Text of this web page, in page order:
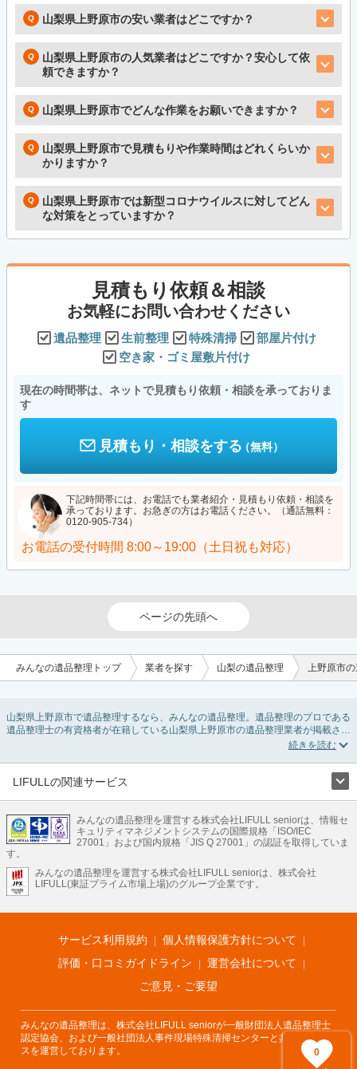
山梨県上野原市の安い業者はどこですか？
山梨県上野原市の人気業者はどこですか？安心して依
頼できますか？
山梨県上野原市でどんな作業をお願いできますか？
山梨県上野原市で見積もりや作業時間はどれくらいか
かりますか？
山梨県上野原市では新型コロナウイルスに対してどん
な対策をとっていますか？
0
見積もり依頼＆相談
お気軽にお問い合わせください
遺品整理 生前整理 特殊清掃
部屋片付け
空き家・ゴミ屋敷片付け
現在の時間帯は、ネットで見積もり依頼・相談を承っておりま
す
見積もり・相談をする（無料）
下記時間帯には、お電話でも業者紹介・見積もり依頼・相談を
承っております。お急ぎの方はお電話ください。（通話無料：
0120-905-734）
お電話の受付時間 8:00～19:00（土日祝も対応）
ページの先頭へ
みんなの遺品整理トップ 業者を探す 山梨の遺品整理 上野原市
山梨県上野原市で遺品整理するなら、みんなの遺品整理。遺品整理のプロである
遺品整理士の有資格者が在籍している山梨県上野原市の遺品整理業者が掲載され
ています。遺品処分を即日対応してくれる実家の片付け業者や遺品整理会社を比
込み条件を利用し検索してみましょう。
LIFULLの関連サービス
不動産・住宅
引越し 老人ホーム 地方創生 ママの就労支援
不動産クラウドファンディング 遺品整理 老後の暮らし情報
LIFULL HOME'Sのサービス
不動産・住宅
不動産査定 マンション専門売却査定 不動産投資 アドバイザー
不動産アーカイブ
空き家バンク 家賃相場 不動産会社
まちむすび
不動産用語集 住まいのお役立ち情報
LIFULL HOME'S PRESS
アプリ 不動産データ 不動産転職
みんなの遺品整理を運営する株式会社LIFULL seniorは、情報セ
キュリティマネジメントシステムの国際規格「ISO/IEC
27001」および国内規格「JIS Q 27001」の認証を取得していま
す。
みんなの遺品整理を運営する株式会社LIFULL seniorは、株式会社
LIFULL(東証プライム市場上場)のグループ企業です。
サービス利用規約
個人情報保護方針について
評価・口コミガイドライン
運営会社について
ご意見・ご要望
みんなの遺品整理は、株式会社LIFULL seniorが一般財団法人遺品整理士
認定協会、および一般社団法人事件現場特殊清掃センターと共同でサービ
スを運営しております。